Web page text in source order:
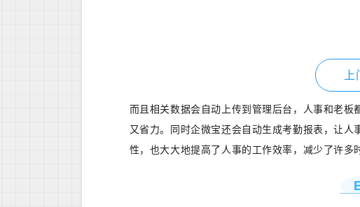
而且相关数据会自动上传到管理后台，人事和老
又省力。同时企微宝还会自动生成考勤报表，让
性，也大大地提高了人事的工作效率，减少了许多